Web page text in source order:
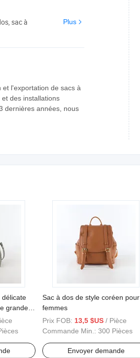
sac à
Plus
l'exportation de sacs à
des installations
dernières années, nous
délicate
grande
porter à
Sac à dos de style coréen pour
femmes
Prix FOB: 13,5 $US / Pièce
Commande Min.: 300 Pièces
Envoyer demande